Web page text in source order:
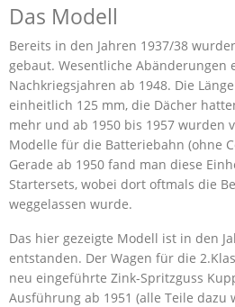
Das Modell
Bereits in den Jahren 1937/38
gebaut. Wesentliche Abänderungen
Nachkriegsjahren ab 1948. Die
einheitlich 125 mm, die Dächer
mehr und ab 1950 bis 1957 wurden
Modelle für die Batteriebahn (ohne
Gerade ab 1950 fand man diese
Startersets, wobei dort oftmals die
weggelassen wurde.
Das hier gezeigte Modell ist in den
entstanden. Der Wagen für die
neu eingeführte Zink-Spritzguss
Ausführung ab 1951 (alle Teile dazu